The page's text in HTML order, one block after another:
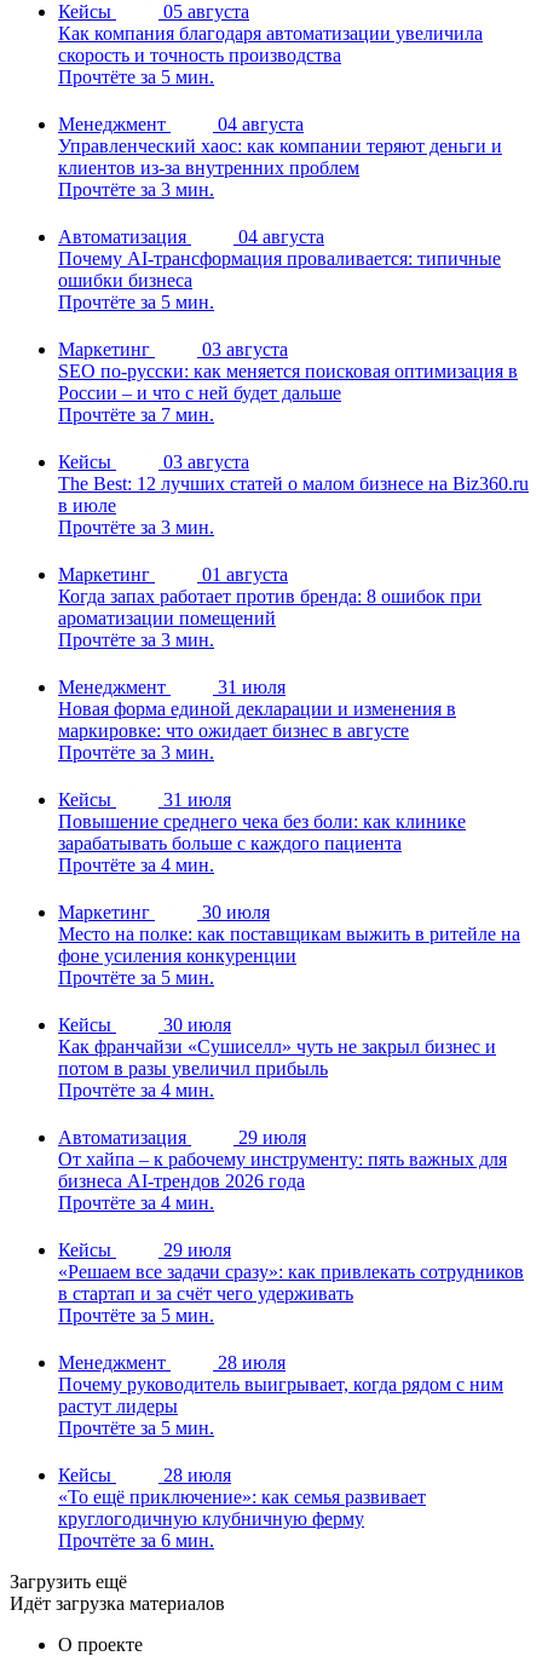
Кейсы
05 августа
Как компания благодаря автоматизации увеличила
скорость и точность производства
Прочтёте за 5 мин.
Менеджмент
04 августа
Управленческий хаос: как компании теряют деньги и
клиентов из-за внутренних проблем
Прочтёте за 3 мин.
Автоматизация
04 августа
Почему AI-трансформация проваливается: типичные
ошибки бизнеса
Прочтёте за 5 мин.
Маркетинг
03 августа
SEO по-русски: как меняется поисковая оптимизация в
России – и что с ней будет дальше
Прочтёте за 7 мин.
Кейсы
03 августа
The Best: 12 лучших статей о малом бизнесе на Biz360.ru
в июле
Прочтёте за 3 мин.
Маркетинг
01 августа
Когда запах работает против бренда: 8 ошибок при
ароматизации помещений
Прочтёте за 3 мин.
Менеджмент
31 июля
Новая форма единой декларации и изменения в
маркировке: что ожидает бизнес в августе
Прочтёте за 3 мин.
Кейсы
31 июля
Повышение среднего чека без боли: как клинике
зарабатывать больше с каждого пациента
Прочтёте за 4 мин.
Маркетинг
30 июля
Место на полке: как поставщикам выжить в ритейле на
фоне усиления конкуренции
Прочтёте за 5 мин.
Кейсы
30 июля
Как франчайзи «Сушиселл» чуть не закрыл бизнес и
потом в разы увеличил прибыль
Прочтёте за 4 мин.
Автоматизация
29 июля
От хайпа – к рабочему инструменту: пять важных для
бизнеса AI-трендов 2026 года
Прочтёте за 4 мин.
Кейсы
29 июля
«Решаем все задачи сразу»: как привлекать сотрудников
в стартап и за счёт чего удерживать
Прочтёте за 5 мин.
Менеджмент
28 июля
Почему руководитель выигрывает, когда рядом с ним
растут лидеры
Прочтёте за 5 мин.
Кейсы
28 июля
«То ещё приключение»: как семья развивает
круглогодичную клубничную ферму
Прочтёте за 6 мин.
Загрузить ещё
Идёт загрузка материалов
О проекте